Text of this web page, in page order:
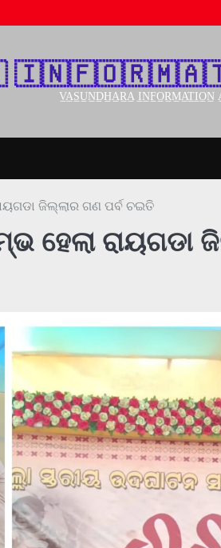
V̲A̲S̲U̲N̲D̲H̲A̲R̲A̲ I̲N̲F̲O̲R̲M̲A̲T̲I̲O̲N̲
ଜିଲ୍ଲାର ଗଣ ପର୍ବ ଚଇତି
ହେଲା ରାୟଗଡା